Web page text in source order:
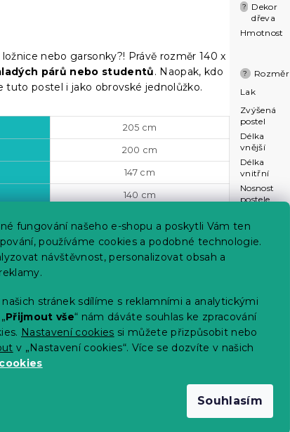
fungování našeho e-shopu a poskytli Vám ten
používáme cookies a podobné technologie.
návštěvnost, personalizovat obsah a
stránek sdílíme s reklamními a analytickými
Přijmout vše“ nám dáváte souhlas ke zpracování
Nastavení cookies si můžete přizpůsobit nebo
v „Nastavení cookies“. Více se dozvíte v našich
Souhlasím
nebo garsonky?! Právě rozměr 140 x
párů nebo studentů. Naopak, kdo
tuto postel i jako obrovské jednolůžko.
205 cm
200 cm
147 cm
140 cm
41 cm
a pevně na podlaze. Klasické postele se
na který se umísťuje matrace.Pyšní se
. Nevýhodou může být, že nemá
lze pořídit
?
Dekor
dřeva
Hmotnost
? Rozměr
Lak
Zvýšená
postel
Délka
vnější
Délka
vnitřní
Nosnost
postele
Šířka
vnitřní
Výška čela
u nohou